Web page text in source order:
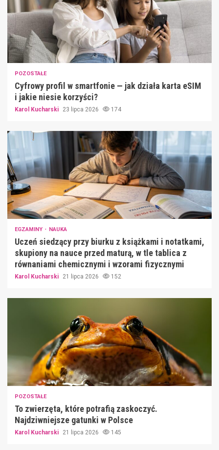
POZOSTAŁE
Cyfrowy profil w smartfonie — jak działa karta eSIM
i jakie niesie korzyści?
Karol Kucharski 23 lipca 2026 174
EGZAMINY NAUKA
Uczeń siedzący przy biurku z książkami i notatkami,
skupiony na nauce przed maturą, w tle tablica z
równaniami chemicznymi i wzorami fizycznymi
Karol Kucharski 21 lipca 2026 152
POZOSTAŁE
To zwierzęta, które potrafią zaskoczyć.
Najdziwniejsze gatunki w Polsce
Karol Kucharski 21 lipca 2026 145